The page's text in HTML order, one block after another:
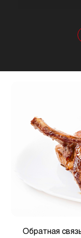
полезных
зависимости от
подходит для
Обратная